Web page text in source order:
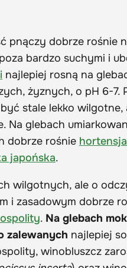
pnączy dobrze rośnie
bardzo suchymi i
najlepiej rosną na
żyznych, o pH 6-7.
stale lekko wilgotne,
Na glebach
dobrze rośnie
japońska.
wilgotnych, ale o
i zasadowym dobrze
. Na glebach
zalewanych najlepiej
winobluszcz